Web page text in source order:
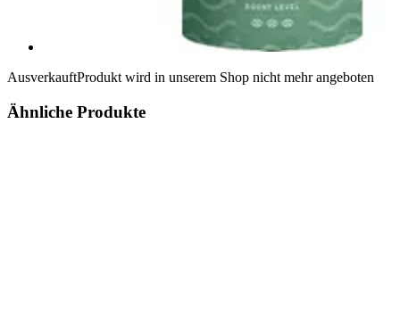
AusverkauftProdukt wird in unserem Shop nicht mehr angeboten
Ähnliche Produkte